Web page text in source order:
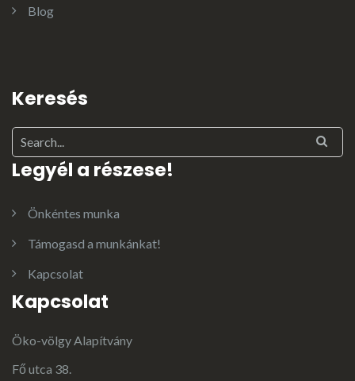
Blog
Keresés
Legyél a részese!
Önkéntes munka
Támogasd a munkánkat!
Kapcsolat
Kapcsolat
Öko-völgy Alapítvány
Fő utca 38.